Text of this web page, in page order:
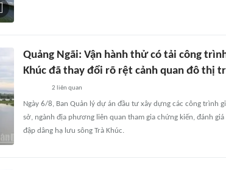
Quảng Ngãi: Vận hành thử có tải công
Khúc đã thay đổi rõ rệt cảnh quan đô thị
2 liên quan
Ngày 6/8, Ban Quản lý dự án đầu tư xây dựng các công trình
sở, ngành địa phương liên quan tham gia chứng kiến, đánh
đập dâng hạ lưu sông Trà Khúc.